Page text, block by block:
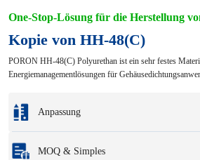
One-Stop-Lösung für die Herstellung
Kopie von HH-48(C)
PORON HH-48(C) Polyurethan ist ein sehr festes
Energiemanagementlösungen für
Anpassung
Konstruktionszeichnungen.
MOQ & Simples